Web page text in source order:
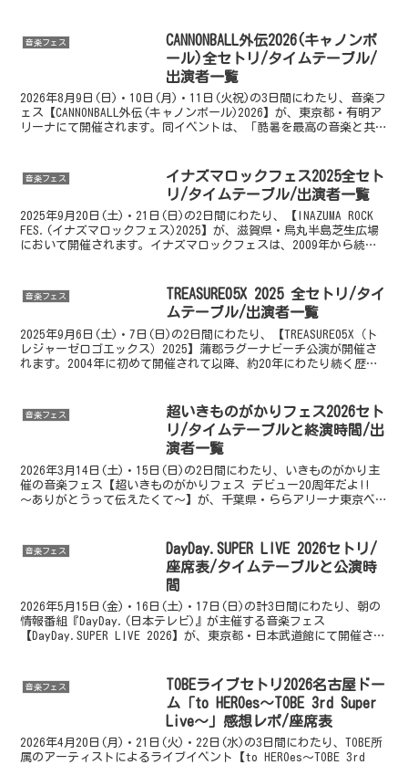
音楽フェス
CANNONBALL外伝2026(キャノンボ
ール)全セトリ/タイムテーブル/
出演者一覧
2026年8月9日(日)・10日(月)・11日(火祝)の3日間にわたり、音楽フ
ェス【CANNONBALL外伝(キャノンボール)2026】が、東京都・有明ア
リーナにて開催されます。同イベントは、「酷暑を最高の音楽と共に
音楽フェス
イナズマロックフェス2025全セト
リ/タイムテーブル/出演者一覧
2025年9月20日(土)・21日(日)の2日間にわたり、【INAZUMA ROCK
FES.(イナズマロックフェス)2025】が、滋賀県・烏丸半島芝生広場
において開催されます。イナズマロックフェスは、2009年から続
音楽フェス
TREASURE05X 2025 全セトリ/タイ
ムテーブル/出演者一覧
2025年9月6日(土)・7日(日)の2日間にわたり、【TREASURE05X（ト
レジャーゼロゴエックス）2025】蒲郡ラグーナビーチ公演が開催さ
れます。2004年に初めて開催されて以降、約20年にわたり続く歴史
音楽フェス
超いきものがかりフェス2026セト
リ/タイムテーブルと終演時間/出
演者一覧
2026年3月14日(土)・15日(日)の2日間にわたり、いきものがかり主
催の音楽フェス【超いきものがかりフェス デビュー20周年だよ!!
〜ありがとうって伝えたくて〜】が、千葉県・ららアリーナ東京ベイ
音楽フェス
DayDay.SUPER LIVE 2026セトリ/
座席表/タイムテーブルと公演時
間
2026年5月15日(金)・16日(土)・17日(日)の計3日間にわたり、朝の
情報番組『DayDay.(日本テレビ)』が主催する音楽フェス
【DayDay.SUPER LIVE 2026】が、東京都・日本武道館にて開催され
音楽フェス
TOBEライブセトリ2026名古屋ドー
ム「to HEROes～TOBE 3rd Super
Live～」感想レポ/座席表
2026年4月20日(月)・21日(火)・22日(水)の3日間にわたり、TOBE所
属のアーティストによるライブイベント【to HEROes～TOBE 3rd